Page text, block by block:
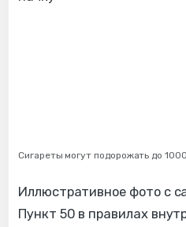
Сигареты могут подорожать до
Иллюстративное фото с
Пункт 50 в правилах